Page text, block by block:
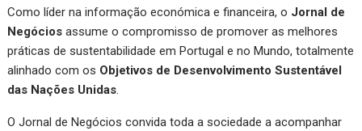
Como líder na informação económica e financeira, o Jornal de
Negócios assume o compromisso de promover as melhores
práticas de sustentabilidade em Portugal e no Mundo, totalmente
alinhado com os Objetivos de Desenvolvimento Sustentável
das Nações Unidas.
O Jornal de Negócios convida toda a sociedade a acompanhar